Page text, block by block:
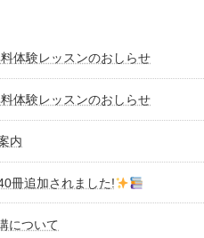
体験レッスンのおしらせ
体験レッスンのおしらせ
内
冊追加されました!
について